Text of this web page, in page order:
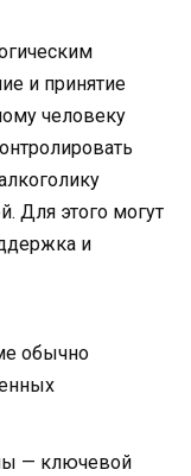
и принятие
человеку
Для этого могут
и
обычно
— ключевой